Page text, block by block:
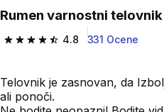
Rumen varnostni
4.8
4.8 od 5 zvezdic from 331
331 Ocene
Telovnik je zasnovan, da
ali ponoči.